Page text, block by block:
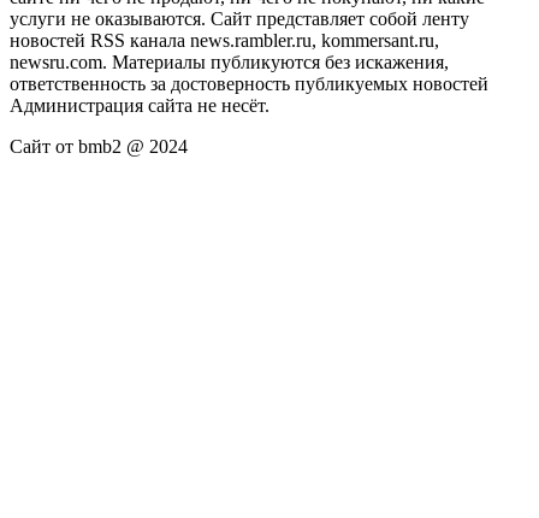
услуги не оказываются. Сайт представляет собой ленту
новостей RSS канала news.rambler.ru, kommersant.ru,
newsru.com. Материалы публикуются без искажения,
ответственность за достоверность публикуемых новостей
Администрация сайта не несёт.
Сайт от bmb2 @ 2024